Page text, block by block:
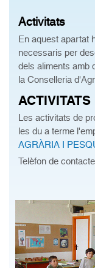
Activitats
En aquest apartat
necessaris per
dels aliments amb
la Conselleria
Les activitats de
les du a terme
AGRÀRIA I
Telèfon de